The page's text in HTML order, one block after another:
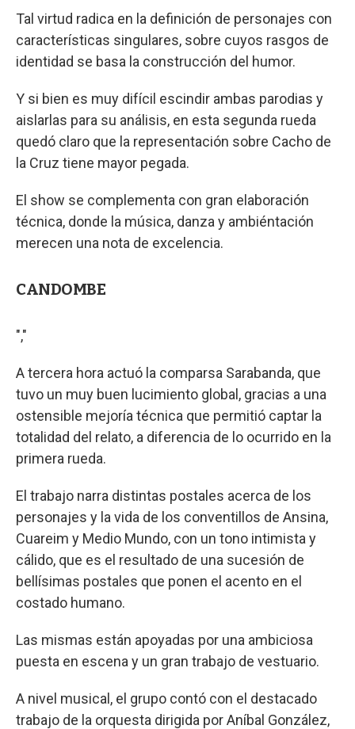
Tal virtud radica en la definición de personajes con
características singulares, sobre cuyos rasgos de
identidad se basa la construcción del humor.
Y si bien es muy difícil escindir ambas parodias y
aislarlas para su análisis, en esta segunda rueda
quedó claro que la representación sobre Cacho de
la Cruz tiene mayor pegada.
El show se complementa con gran elaboración
técnica, donde la música, danza y ambiéntación
merecen una nota de excelencia.
CANDOMBE
","
A tercera hora actuó la comparsa Sarabanda, que
tuvo un muy buen lucimiento global, gracias a una
ostensible mejoría técnica que permitió captar la
totalidad del relato, a diferencia de lo ocurrido en la
primera rueda.
El trabajo narra distintas postales acerca de los
personajes y la vida de los conventillos de Ansina,
Cuareim y Medio Mundo, con un tono intimista y
cálido, que es el resultado de una sucesión de
bellísimas postales que ponen el acento en el
costado humano.
Las mismas están apoyadas por una ambiciosa
puesta en escena y un gran trabajo de vestuario.
A nivel musical, el grupo contó con el destacado
trabajo de la orquesta dirigida por Aníbal González,